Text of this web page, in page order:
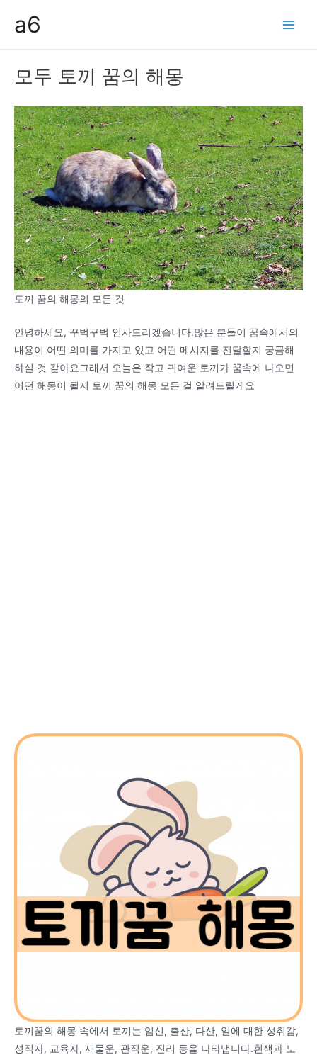
a6
모두 토끼 꿈의 해몽
토끼 꿈의 해몽의 모든 것
안녕하세요, 꾸벅꾸벅 인사드리겠습니다.많은 분들이 꿈속에서의
내용이 어떤 의미를 가지고 있고 어떤 메시지를 전달할지 궁금해
하실 것 같아요그래서 오늘은 작고 귀여운 토끼가 꿈속에 나오면
어떤 해몽이 될지 토끼 꿈의 해몽 모든 걸 알려드릴게요
토끼꿈의 해몽 속에서 토끼는 임신, 출산, 다산, 일에 대한 성취감,
성직자, 교육자, 재물운, 관직운, 진리 등을 나타냅니다.흰색과 노